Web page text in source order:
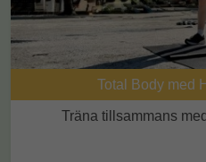
Total Body med
Träna tillsammans